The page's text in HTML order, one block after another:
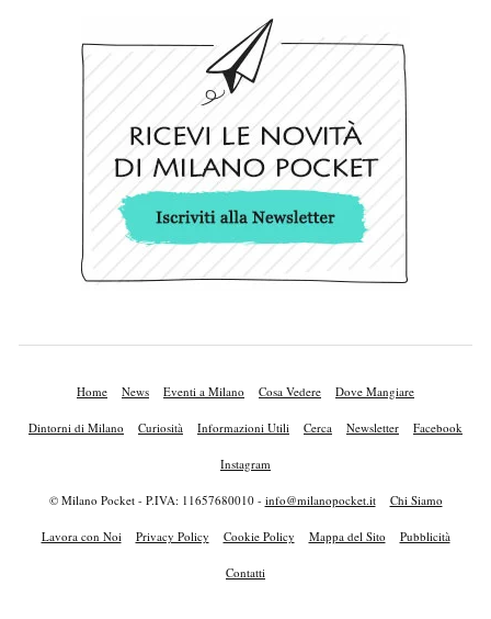
Home News Eventi a Milano Cosa Vedere Dove Mangiare
Dintorni di Milano Curiosità Informazioni Utili Cerca Newsletter Facebook
Instagram
© Milano Pocket - P.IVA: 11657680010 - info@milanopocket.it Chi Siamo
Lavora con Noi Privacy Policy Cookie Policy Mappa del Sito Pubblicità
Contatti